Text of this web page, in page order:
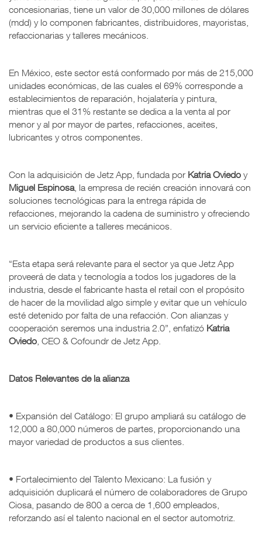
concesionarias, tiene un valor de 30,000 millones de dólares
(mdd) y lo componen fabricantes, distribuidores, mayoristas,
refaccionarias y talleres mecánicos.
En México, este sector está conformado por más de 215,000
unidades económicas, de las cuales el 69% corresponde a
establecimientos de reparación, hojalatería y pintura,
mientras que el 31% restante se dedica a la venta al por
menor y al por mayor de partes, refacciones, aceites,
lubricantes y otros componentes.
Con la adquisición de Jetz App, fundada por Katria Oviedo y
Miguel Espinosa, la empresa de recién creación innovará con
soluciones tecnológicas para la entrega rápida de
refacciones, mejorando la cadena de suministro y ofreciendo
un servicio eficiente a talleres mecánicos.
“Esta etapa será relevante para el sector ya que Jetz App
proveerá de data y tecnología a todos los jugadores de la
industria, desde el fabricante hasta el retail con el propósito
de hacer de la movilidad algo simple y evitar que un vehículo
esté detenido por falta de una refacción. Con alianzas y
cooperación seremos una industria 2.0”, enfatizó Katria
Oviedo , CEO & Cofoundr de Jetz App.
Datos Relevantes de la alianza
• Expansión del Catálogo: El grupo ampliará su catálogo de
12,000 a 80,000 números de partes, proporcionando una
mayor variedad de productos a sus clientes.
• Fortalecimiento del Talento Mexicano: La fusión y
adquisición duplicará el número de colaboradores de Grupo
Ciosa, pasando de 800 a cerca de 1,600 empleados,
reforzando así el talento nacional en el sector automotriz.